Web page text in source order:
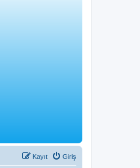
Giriş
Kayıt